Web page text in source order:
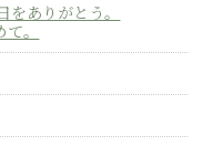
ありがとう。
。